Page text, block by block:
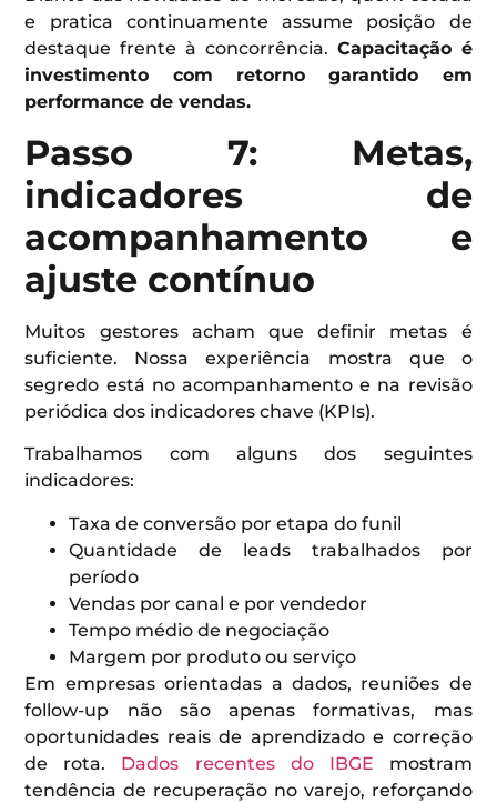
e pratica continuamente assume posição de
destaque frente à concorrência. Capacitação é
investimento com retorno garantido em
performance de vendas.
Passo 7: Metas,
indicadores de
acompanhamento e
ajuste contínuo
Muitos gestores acham que definir metas é
suficiente. Nossa experiência mostra que o
segredo está no acompanhamento e na revisão
periódica dos indicadores chave (KPIs).
Trabalhamos com alguns dos seguintes
indicadores:
Taxa de conversão por etapa do funil
Quantidade de leads trabalhados por
período
Vendas por canal e por vendedor
Tempo médio de negociação
Margem por produto ou serviço
Em empresas orientadas a dados, reuniões de
follow-up não são apenas formativas, mas
oportunidades reais de aprendizado e correção
de rota. Dados recentes do IBGE mostram
tendência de recuperação no varejo, reforçando